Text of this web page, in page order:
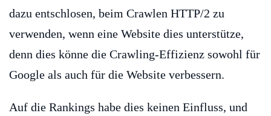
dazu entschlosen, beim Crawlen HTTP/2 zu
verwenden, wenn eine Website dies unterstütze,
denn dies könne die Crawling-Effizienz sowohl für
Google als auch für die Website verbessern.
Auf die Rankings habe dies keinen Einfluss, und